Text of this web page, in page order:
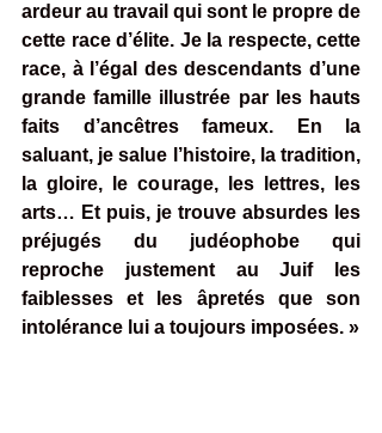
ardeur au travail qui sont le propre de
cette race d’élite. Je la respecte, cette
race, à l’égal des descendants d’une
grande famille illustrée par les hauts
faits d’ancêtres fameux. En la
saluant, je salue l’histoire, la tradition,
la gloire, le courage, les lettres, les
arts… Et puis, je trouve absurdes les
préjugés du judéophobe qui
reproche justement au Juif les
faiblesses et les âpretés que son
intolérance lui a toujours imposées. »